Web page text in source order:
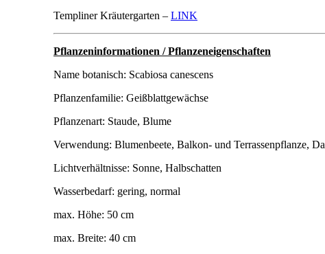
Templiner Kräutergarten – LINK
Pflanzeninformationen / Pflanzeneigenschaften
Name botanisch: Scabiosa canescens
Pflanzenfamilie: Geißblattgewächse
Pflanzenart: Staude, Blume
Verwendung: Blumenbeete, Balkon- und Terrassenpflanze,
Lichtverhältnisse: Sonne, Halbschatten
Wasserbedarf: gering, normal
max. Höhe: 50 cm
max. Breite: 40 cm